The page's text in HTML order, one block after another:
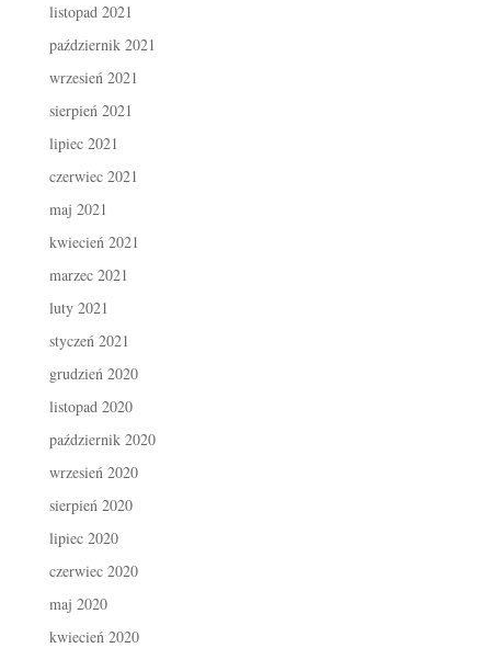
listopad 2021
październik 2021
wrzesień 2021
sierpień 2021
lipiec 2021
czerwiec 2021
maj 2021
kwiecień 2021
marzec 2021
luty 2021
styczeń 2021
grudzień 2020
listopad 2020
październik 2020
wrzesień 2020
sierpień 2020
lipiec 2020
czerwiec 2020
maj 2020
kwiecień 2020